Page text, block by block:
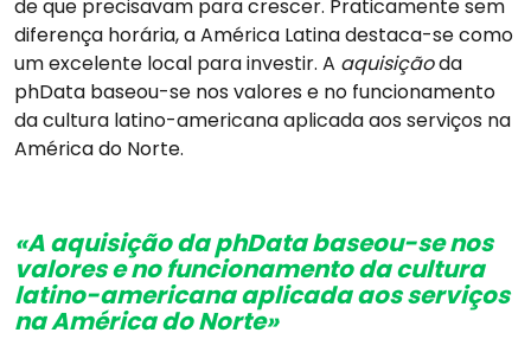
de que precisavam para crescer. Praticamente sem
diferença horária, a América Latina destaca-se como
um excelente local para investir. A aquisiçãoda
phData baseou-se nos valores e no funcionamento
da cultura latino-americana aplicada aos serviços na
América do Norte.
«A aquisição da phData baseou-se nos
valores e no funcionamento da cultura
latino-americana aplicada aos serviços
na América do Norte»